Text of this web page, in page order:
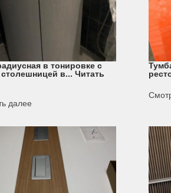
в тонировке с
в... Читать
далее